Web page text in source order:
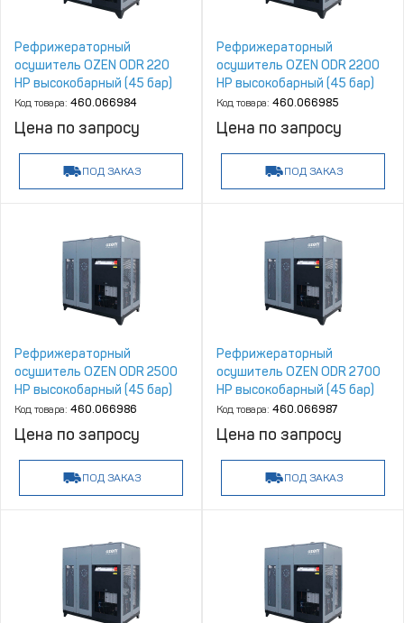
Рефрижераторный
осушитель OZEN ODR 220
HP высокобарный (45 бар)
Код товара: 460.066984
Цена по запросу
ПОД ЗАКАЗ
Рефрижераторный
осушитель OZEN ODR 2200
HP высокобарный (45 бар)
Код товара: 460.066985
Цена по запросу
ПОД ЗАКАЗ
Рефрижераторный
осушитель OZEN ODR 2500
HP высокобарный (45 бар)
Код товара: 460.066986
Цена по запросу
ПОД ЗАКАЗ
Рефрижераторный
осушитель OZEN ODR 2700
HP высокобарный (45 бар)
Код товара: 460.066987
Цена по запросу
ПОД ЗАКАЗ